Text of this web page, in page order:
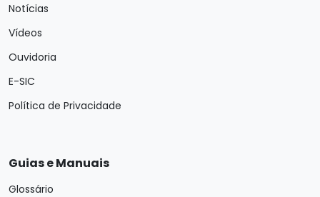
Notícias
Vídeos
Ouvidoria
E-SIC
Política de Privacidade
Guias e Manuais
Glossário